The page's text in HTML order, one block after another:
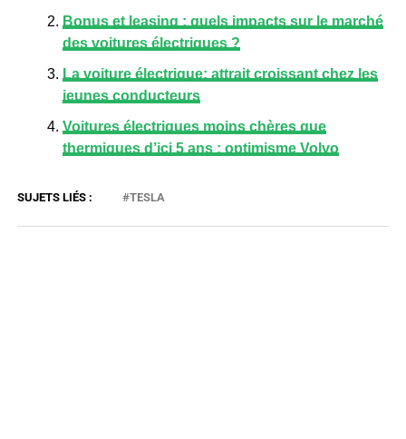
Bonus et leasing : quels impacts sur le marché
des voitures électriques ?
La voiture électrique: attrait croissant chez les
jeunes conducteurs
Voitures électriques moins chères que
thermiques d’ici 5 ans : optimisme Volvo
TESLA